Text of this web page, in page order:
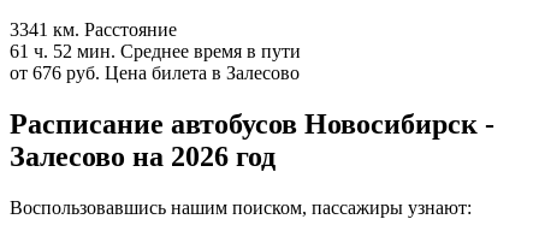
3341 км. Расстояние
61 ч. 52 мин. Среднее время в пути
от 676 руб. Цена билета в Залесово
Расписание автобусов Новосибирск -
Залесово на 2026 год
Воспользовавшись нашим поиском, пассажиры узнают: